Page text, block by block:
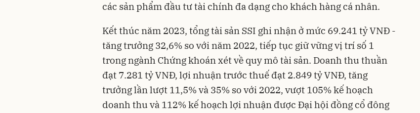
các sản phẩm đầu tư tài chính đa dạng cho khách hàng cá nhân.
Kết thúc năm 2023, tổng tài sản SSI ghi nhận ở mức 69.241 tỷ VNĐ -
tăng trưởng 32,6% so với năm 2022, tiếp tục giữ vững vị trí số 1
trong ngành Chứng khoán xét về quy mô tài sản. Doanh thu thuần
đạt 7.281 tỷ VNĐ, lợi nhuận trước thuế đạt 2.849 tỷ VNĐ, tăng
trưởng lần lượt 11,5% và 35% so với 2022, vượt 105% kế hoạch
doanh thu và 112% kế hoạch lợi nhuận được Đại hội đồng cổ đông